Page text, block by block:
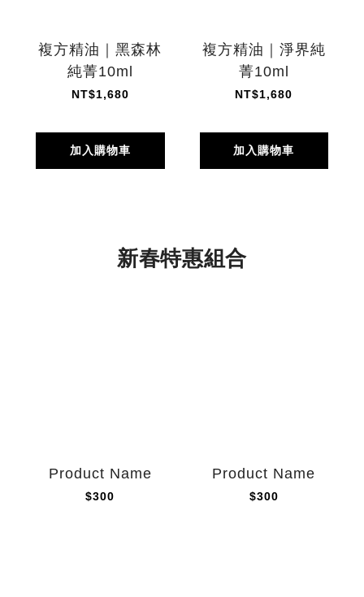
複方精油｜黑森林
純菁10ml
NT$1,680
加入購物車
複方精油｜淨界純
菁10ml
NT$1,680
加入購物車
新春特惠組合
Product Name
$300
Product Name
$300